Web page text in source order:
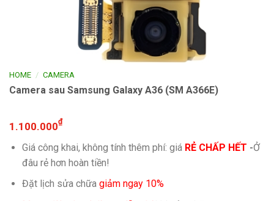
HOME / CAMERA
Camera sau Samsung Galaxy A36 (SM A366E)
1.100.000₫
Giá công khai, không tính thêm phí: giá RẺ CHẤP HẾT -Ở
đâu rẻ hơn hoàn tiền!
Đặt lịch sửa chữa giảm ngay 10%